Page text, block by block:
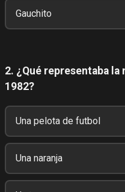
Gauchito
2. ¿Qué representaba la
1982?
Una pelota de futbol
Una naranja